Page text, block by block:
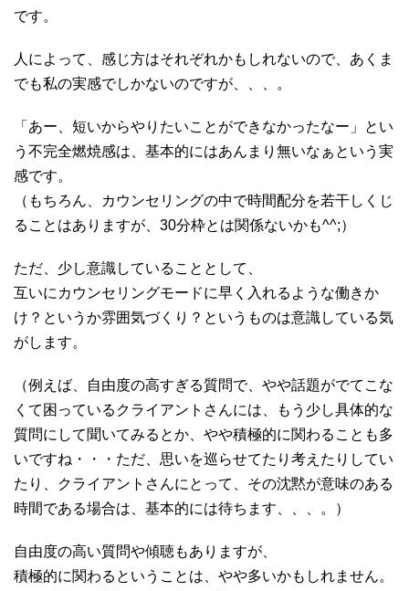
です。
人によって、感じ方はそれぞれかもしれないので、あくま
でも私の実感でしかないのですが、、、。
「あー、短いからやりたいことができなかったなー」とい
う不完全燃焼感は、基本的にはあんまり無いなぁという実
感です。
（もちろん、カウンセリングの中で時間配分を若干しくじ
ることはありますが、30分枠とは関係ないかも^^;）
ただ、少し意識していることとして、
互いにカウンセリングモードに早く入れるような働きか
け？というか雰囲気づくり？というものは意識している気
がします。
（例えば、自由度の高すぎる質問で、やや話題がでてこな
くて困っているクライアントさんには、もう少し具体的な
質問にして聞いてみるとか、やや積極的に関わることも多
いですね・・・ただ、思いを巡らせてたり考えたりしてい
たり、クライアントさんにとって、その沈黙が意味のある
時間である場合は、基本的には待ちます、、、。）
自由度の高い質問や傾聴もありますが、
積極的に関わるということは、やや多いかもしれません。